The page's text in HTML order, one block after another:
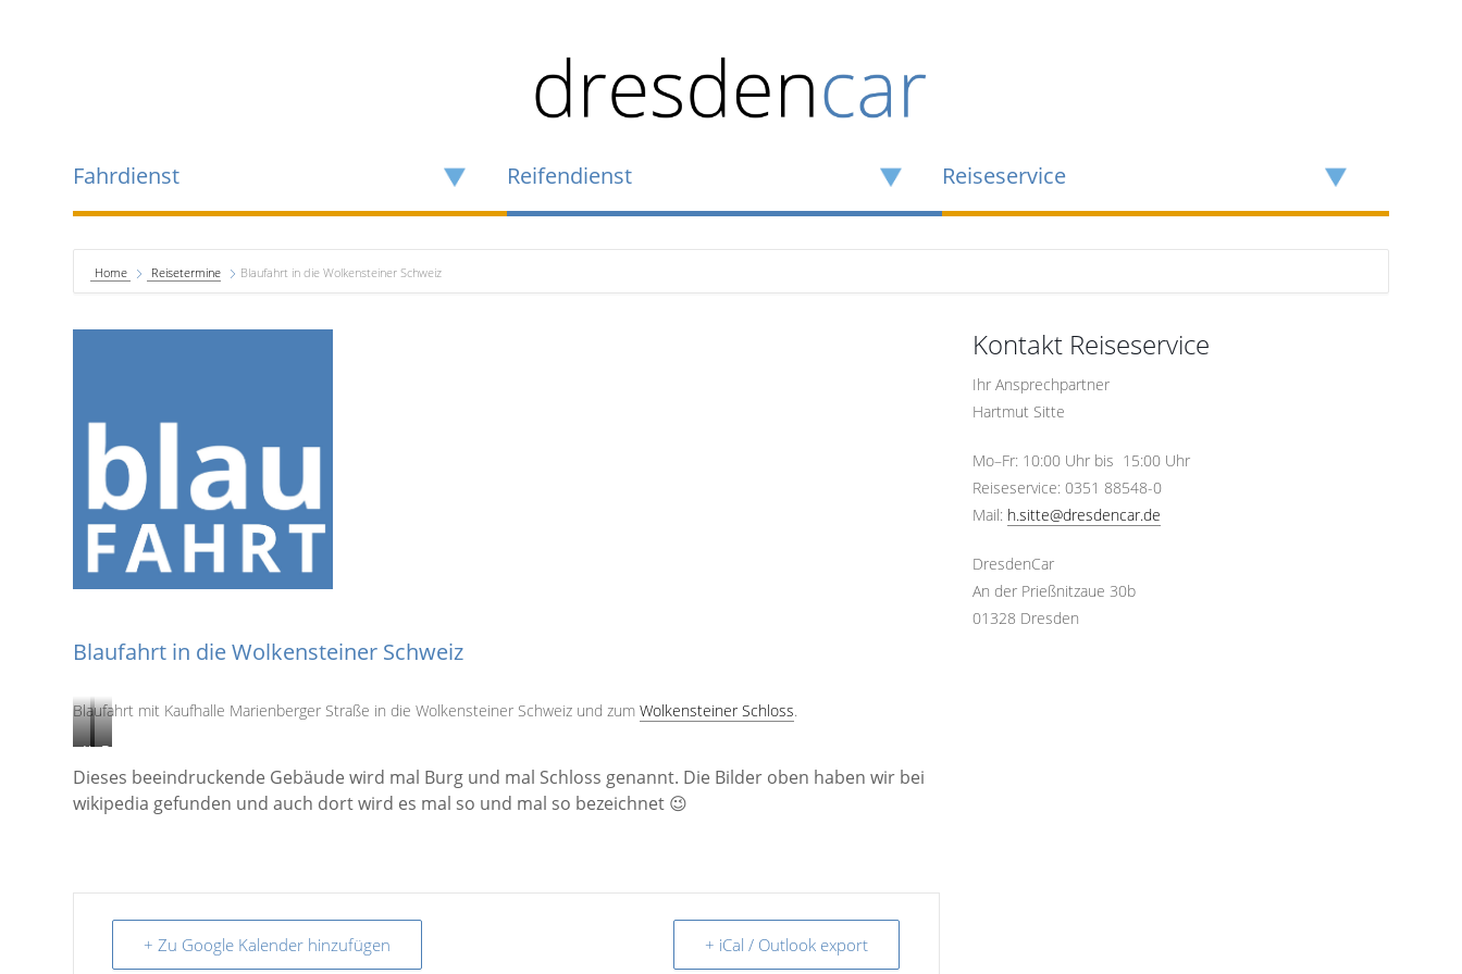
Fahrdienst Reifendienst Reiseservice
Home Reisetermine Blaufahrt in die Wolkensteiner Schweiz
Blaufahrt in die Wolkensteiner Schweiz
Blaufahrt mit Kaufhalle Marienberger Straße in die Wolkensteiner Schweiz und zumWolkensteiner Schloss.
Wolkenstein
Schloß,
Bild:
Burg-
Wolkenstein-
Teil,
Dieses beeindruckende Gebäude wird mal Burg und mal Schloss genannt. Die Bilder oben haben wir bei
wikipedia gefunden und auch dort wird es mal so und mal so bezeichnet 😉
+ Zu Google Kalender hinzufügen + iCal / Outlook export
Kontakt Reiseservice
Ihr Ansprechpartner
Hartmut Sitte
Mo–Fr: 10:00 Uhr bis 15:00 Uhr
Reiseservice: 0351 88548-0
Mail: h.sitte@dresdencar.de
DresdenCar
An der Prießnitzaue 30b
01328 Dresden